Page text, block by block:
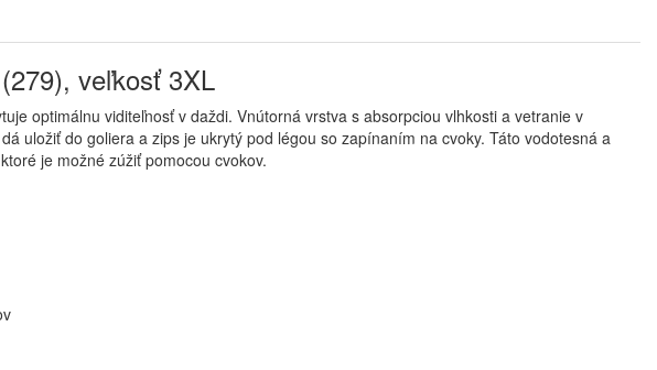
veľkosť 3XL
optimálnu viditeľnosť v daždi. Vnútorná vrstva s absorpciou vlhkosti a vetranie v
uložiť do goliera a zips je ukrytý pod légou so zapínaním na cvoky. Táto vodotesná a
je možné zúžiť pomocou cvokov.